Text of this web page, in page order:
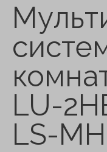
LU-
LS-